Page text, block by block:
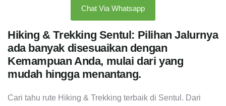
Chat Via Whatsapp
Hiking & Trekking Sentul: Pilihan Jalurnya
ada banyak disesuaikan dengan
Kemampuan Anda, mulai dari yang
mudah hingga menantang.
Cari tahu rute Hiking & Trekking terbaik di Sentul. Dari